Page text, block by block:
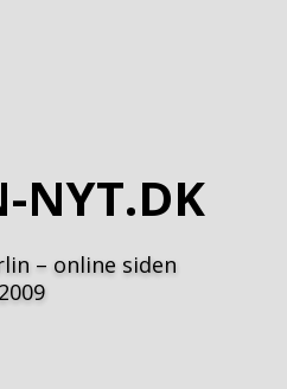
NYT.DK
– online siden
2009